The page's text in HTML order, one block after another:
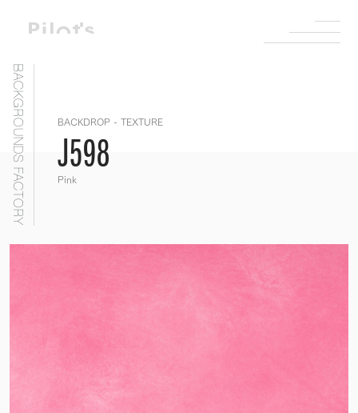
BACKGROUNDS FACTORY BACKDROP - TEXTURE
J598
Pink